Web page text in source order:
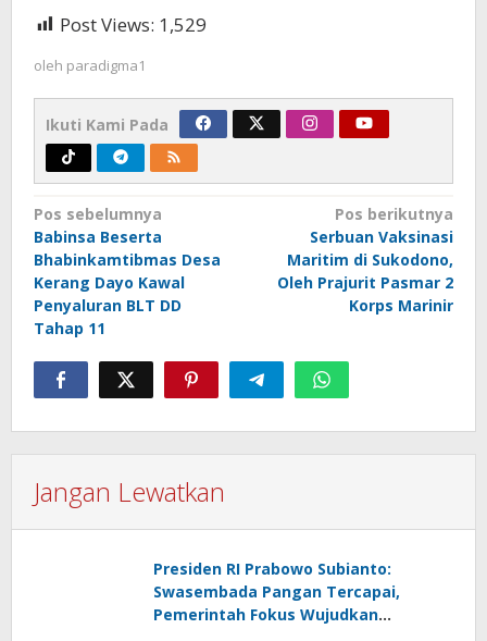
Post Views: 1,529
oleh paradigma1
Ikuti Kami Pada
Navigasi
pos
Pos sebelumnya
Babinsa Beserta
Bhabinkamtibmas Desa
Kerang Dayo Kawal
Penyaluran BLT DD
Tahap 11
Pos berikutnya
Serbuan Vaksinasi
Maritim di Sukodono,
Oleh Prajurit Pasmar 2
Korps Marinir
Jangan Lewatkan
Presiden RI Prabowo Subianto:
Swasembada Pangan Tercapai,
Pemerintah Fokus Wujudkan